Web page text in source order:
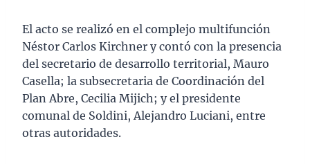
El acto se realizó en el complejo multifunción
Néstor Carlos Kirchner y contó con la presencia
del secretario de desarrollo territorial, Mauro
Casella; la subsecretaria de Coordinación del
Plan Abre, Cecilia Mijich; y el presidente
comunal de Soldini, Alejandro Luciani, entre
otras autoridades.